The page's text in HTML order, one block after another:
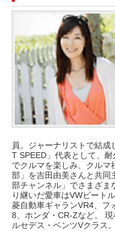
員。ジャーナリストで結
T SPEED」代表として、
でクルマを楽しみ、クルマ
部」を吉田由美さんと共同
部チャンネル」でさまざま
り継いだ愛車はVWビート
菱自動車ギャランVR4、フ
8、ホンダ・CR-Zなど。
ルセデス・ベンツVクラス。